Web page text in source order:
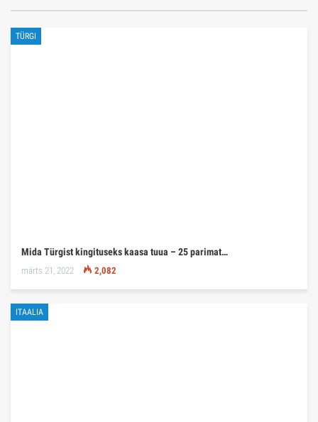
TÜRGI
Mida Türgist kingituseks kaasa tuua – 25 parimat…
märts 21, 2022 2,082
ITAALIA